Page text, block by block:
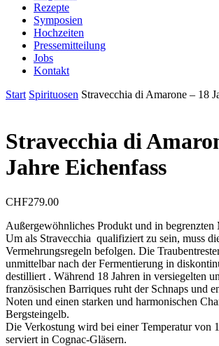
Rezepte
Symposien
Hochzeiten
Pressemitteilung
Jobs
Kontakt
Start Spirituosen Stravecchia di Amarone – 18
Stravecchia di
Jahre Eichenfass
CHF279.00
Außergewöhnliches Produkt und in begrenzten
Um als Stravecchia qualifiziert zu sein, muss
Vermehrungsregeln befolgen. Die
unmittelbar nach der Fermentierung in
destilliert . Während 18 Jahren in versiegelten
französischen Barriques ruht der Schnaps und
Noten und einen starken und harmonischen
Bergsteingelb.
Die Verkostung wird bei einer Temperatur von
serviert in Cognac-Gläsern.